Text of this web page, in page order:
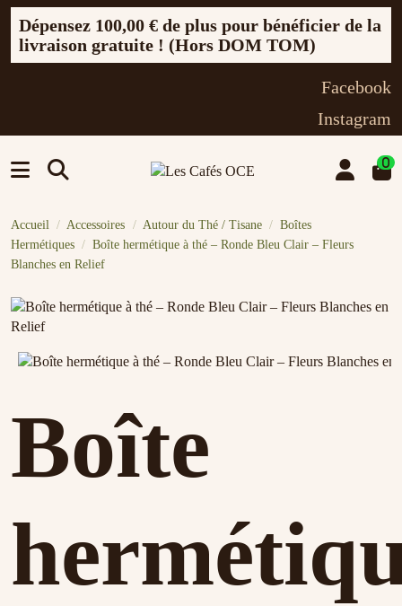
Dépensez 100,00 € de plus pour bénéficier de la
livraison gratuite ! (Hors DOM TOM)
Facebook
Instagram
0
Accueil Accessoires Autour du Thé / Tisane
Boîtes
Hermétiques
Boîte hermétique à thé – Ronde Bleu Clair – Fleurs
Blanches en Relief
Boîte